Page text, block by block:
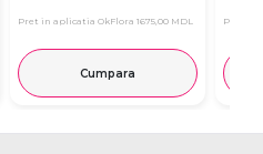
Pret in aplicatia OkFlora 1675,00 MDL
Cumpara
Pret in